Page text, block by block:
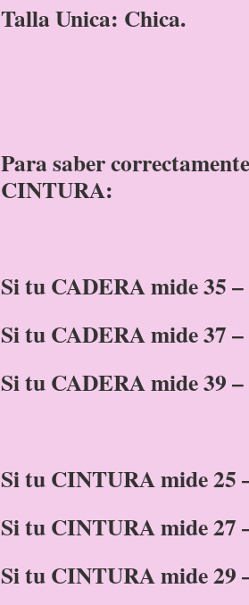
Talla Unica: Chica.
Para saber
CINTURA:
Si tu CADERA mide 35
Si tu CADERA mide 37
Si tu CADERA mide 39
Si tu CINTURA mide 25
Si tu CINTURA mide 27
Si tu CINTURA mide 29